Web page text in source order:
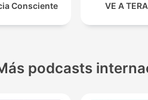
Consciente VE A
podcasts